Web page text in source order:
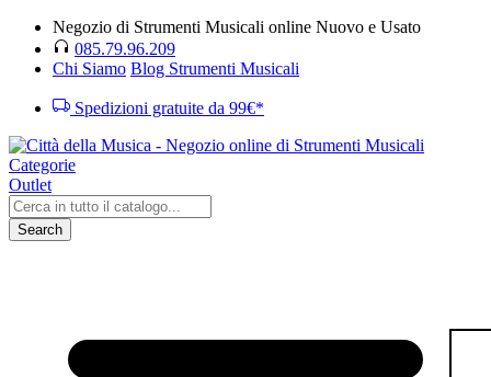
Negozio di Strumenti Musicali online Nuovo e Usato
085.79.96.209
Chi Siamo Blog Strumenti Musicali
Spedizioni gratuite da 99€*
Categorie
Outlet
Search